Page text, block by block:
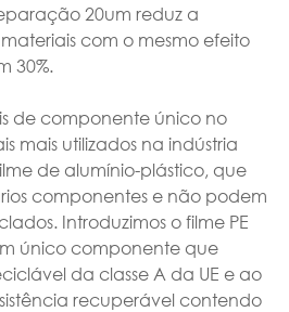
20um reduz a
com o mesmo efeito
30%.
de componente único no
mais utilizados na indústria
de alumínio-plástico, que
componentes e não podem
Introduzimos o filme PE
único componente que
da classe A da UE e ao
recuperável contendo